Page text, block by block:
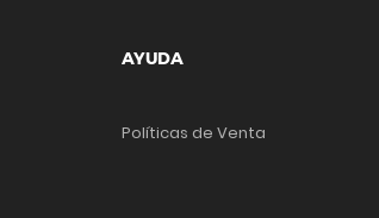
AYUDA
Políticas de Venta